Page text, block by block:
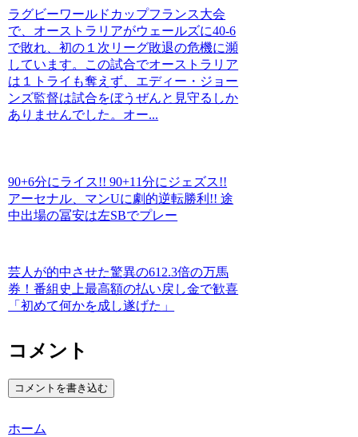
ラグビーワールドカップフランス大会
で、オーストラリアがウェールズに40-6
で敗れ、初の１次リーグ敗退の危機に瀕
しています。この試合でオーストラリア
は１トライも奪えず、エディー・ジョー
ンズ監督は試合をぼうぜんと見守るしか
ありませんでした。オー...
90+6分にライス!! 90+11分にジェズス!!
アーセナル、マンUに劇的逆転勝利!! 途
中出場の冨安は左SBでプレー
芸人が的中させた驚異の612.3倍の万馬
券！番組史上最高額の払い戻し金で歓喜
「初めて何かを成し遂げた」
コメント
コメントを書き込む
ホーム